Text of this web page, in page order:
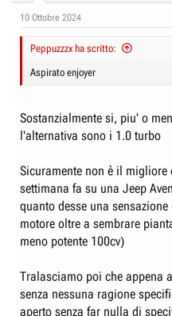
10 Ottobre 2024
Peppuzzzx ha scritto:
Aspirato enjoyer
Sostanzialmente si, piu' o
l'alternativa sono i 1.0 turbo
Sicuramente non è il
settimana fa su una Jeep
quanto desse una
motore oltre a sembrare
meno potente 100cv)
Tralasciamo poi che appena
senza nessuna ragione
aperto senza far nulla di